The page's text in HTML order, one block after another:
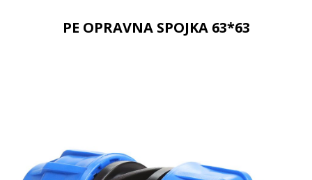
PE OPRAVNA SPOJKA 63*63